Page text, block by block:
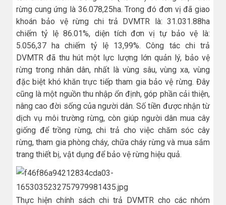
rừng cung ứng là 36.078,25ha. Trong đó đơn vị đã giao
khoán bảo vệ rừng chi trả DVMTR là: 31.031.88ha
chiếm tỷ lệ 86.01%, diện tích đơn vị tự bảo vệ là:
5.056,37 ha chiếm tỷ lệ 13,99%. Công tác chi trả
DVMTR đã thu hút một lực lượng lớn quản lý, bảo vệ
rừng trong nhân dân, nhất là vùng sâu, vùng xa, vùng
đặc biệt khó khăn trực tiếp tham gia bảo vệ rừng. Đây
cũng là một nguồn thu nhập ổn định, góp phần cải thiện,
nâng cao đời sống của người dân. Số tiền được nhận từ
dịch vụ môi trường rừng, còn giúp người dân mua cây
giống để trồng rừng, chi trả cho việc chăm sóc cây
rừng, tham gia phòng cháy, chữa cháy rừng và mua sắm
trang thiết bị, vật dụng để bảo vệ rừng hiệu quả.
Thực hiện chính sách chi trả DVMTR cho các nhóm